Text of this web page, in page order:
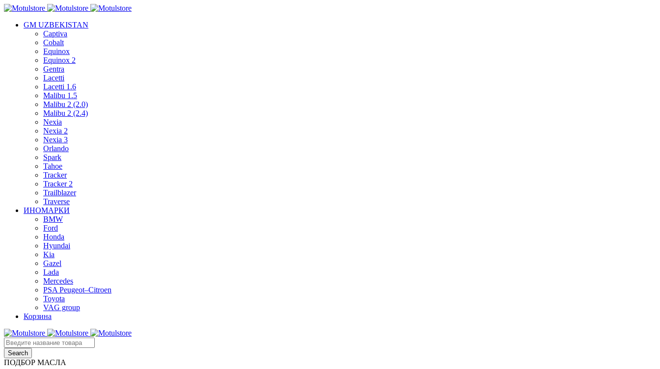
GM UZBEKISTAN
Captiva
Cobalt
Equinox
Equinox 2
Gentra
Lacetti
Lacetti 1.6
Malibu 1.5
Malibu 2 (2.0)
Malibu 2 (2.4)
Nexia
Nexia 2
Nexia 3
Orlando
Spark
Tahoe
Tracker
Tracker 2
Trailblazer
Traverse
ИНОМАРКИ
BMW
Ford
Honda
Hyundai
Kia
Gazel
Lada
Mercedes
PSA Peugeot–Citroen
Toyota
VAG group
Корзина
ПОДБОР МАСЛА